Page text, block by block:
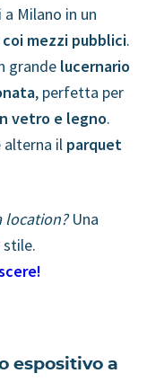
Milano in un
mezzi pubblici.
grande lucernario
, perfetta per
vetro e legno.
alterna il parquet
location?Una
stile.
espositivo a